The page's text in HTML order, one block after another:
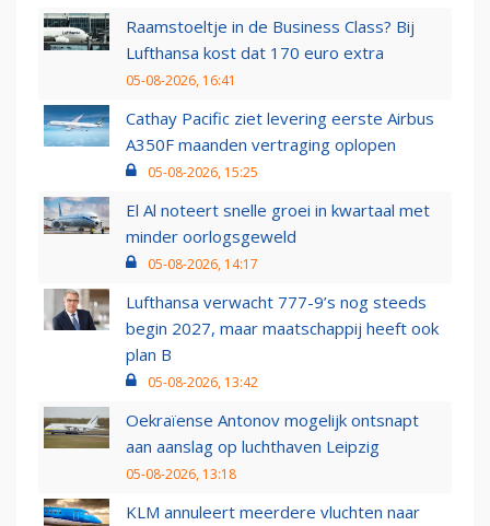
Raamstoeltje in de Business Class? Bij
Lufthansa kost dat 170 euro extra
05-08-2026, 16:41
Cathay Pacific ziet levering eerste Airbus
A350F maanden vertraging oplopen
05-08-2026, 15:25
El Al noteert snelle groei in kwartaal met
minder oorlogsgeweld
05-08-2026, 14:17
Lufthansa verwacht 777-9’s nog steeds
begin 2027, maar maatschappij heeft ook
plan B
05-08-2026, 13:42
Oekraïense Antonov mogelijk ontsnapt
aan aanslag op luchthaven Leipzig
05-08-2026, 13:18
KLM annuleert meerdere vluchten naar